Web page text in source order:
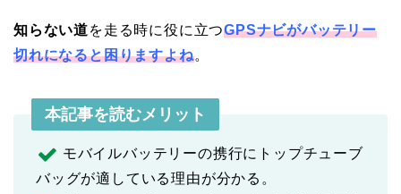
知らない道を走る時に役に立つGPSナビがバッテリー
切れになると困りますよね。
本記事を読むメリット
モバイルバッテリーの携行にトップチューブ
バッグが適している理由が分かる。